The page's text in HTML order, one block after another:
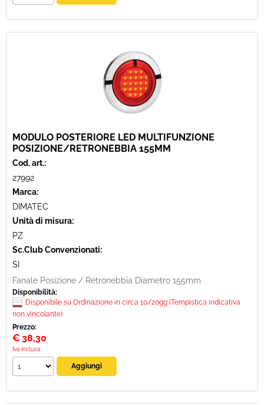
MODULO POSTERIORE LED MULTIFUNZIONE
POSIZIONE/RETRONEBBIA 155MM
Cod. art.:
27992
Marca:
DIMATEC
Unità di misura:
PZ
Sc.Club Convenzionati:
SI
Fanale Posizione / Retronebbia Diametro 155mm
Disponibilità:
Disponibile su Ordinazione in circa 10/20gg (Tempistica indicativa
non vincolante)
Prezzo:
€ 38,30
Iva inclusa